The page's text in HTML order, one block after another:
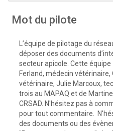
Mot du pilote
L’équipe de pilotage du
déposer des documents
secteur apicole. Cette
Ferland, médecin vétérinaire,
vétérinaire, Julie Marcoux,
trois au MAPAQ et de
CRSAD. N'hésitez pas à
pour tout commentaire.
des documents ou des